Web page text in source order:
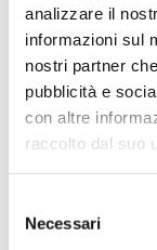
analizzare il
informazioni sul
nostri partner
pubblicità e
con altre
raccolto dal suo
delNecessari